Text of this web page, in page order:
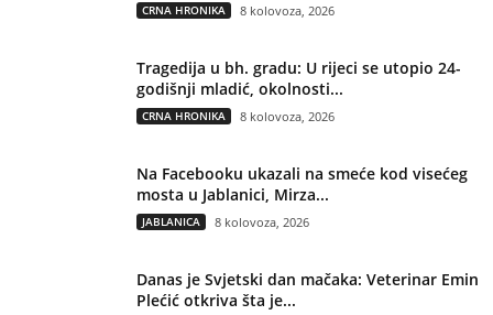
CRNA HRONIKA 8 kolovoza, 2026
Tragedija u bh. gradu: U rijeci se utopio 24-
godišnji mladić, okolnosti...
CRNA HRONIKA 8 kolovoza, 2026
Na Facebooku ukazali na smeće kod visećeg
mosta u Jablanici, Mirza...
JABLANICA 8 kolovoza, 2026
Danas je Svjetski dan mačaka: Veterinar Emin
Plećić otkriva šta je...